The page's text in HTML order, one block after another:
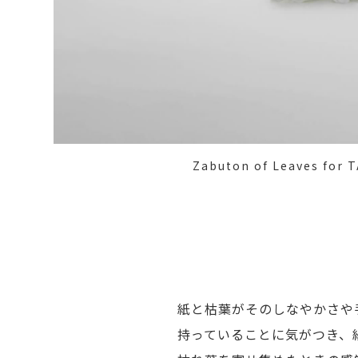
Zabuton of Leaves for
紙と枯葉がそのしなやかさ
持っていることに気がつき